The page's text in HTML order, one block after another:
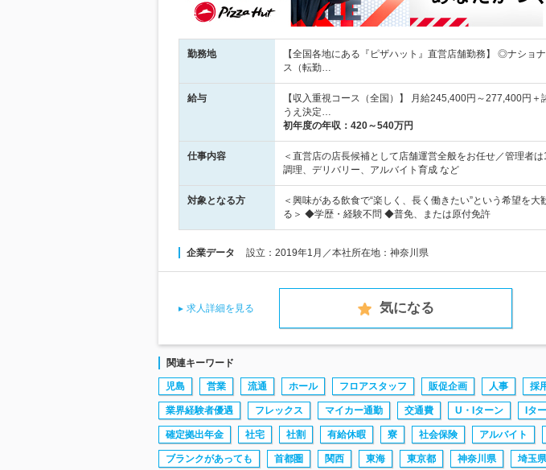
勤務地
【全国各地にある『ピザハット』直営店舗勤務】 ◎ナショ
ス（転勤…
給与
【収入重視コース（全国）】 月給245,400円～277,400円
うえ決定…
初年度の年収： 420～540万円
仕事内容
＜直営店の店長候補として店舗運営全般をお任せ／管理者
調理、デリバリー、アルバイト育成 など
対象となる方
＜興味がある飲食で“楽しく、長く働きたい”という希望を
る＞ ◆学歴・経験不問 ◆普免、または原付免許
企業データ 設立：2019年1月／本社所在地：神奈川県
求人詳細を見る 気になる
関連キーワード
児島 営業 流通 ホール フロアスタッフ 販促企画 人事 採
業界経験者優遇 フレックス マイカー通勤 交通費 U・Iターン Iタ
確定拠出年金 社宅 社割 有給休暇 寮 社会保険 アルバイト
ブランクがあっても 首都圏 関西 東海 東京都 神奈川県 埼玉県